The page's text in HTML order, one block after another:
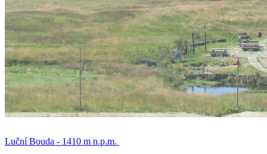
Luční Bouda - 1410 m n.p.m.